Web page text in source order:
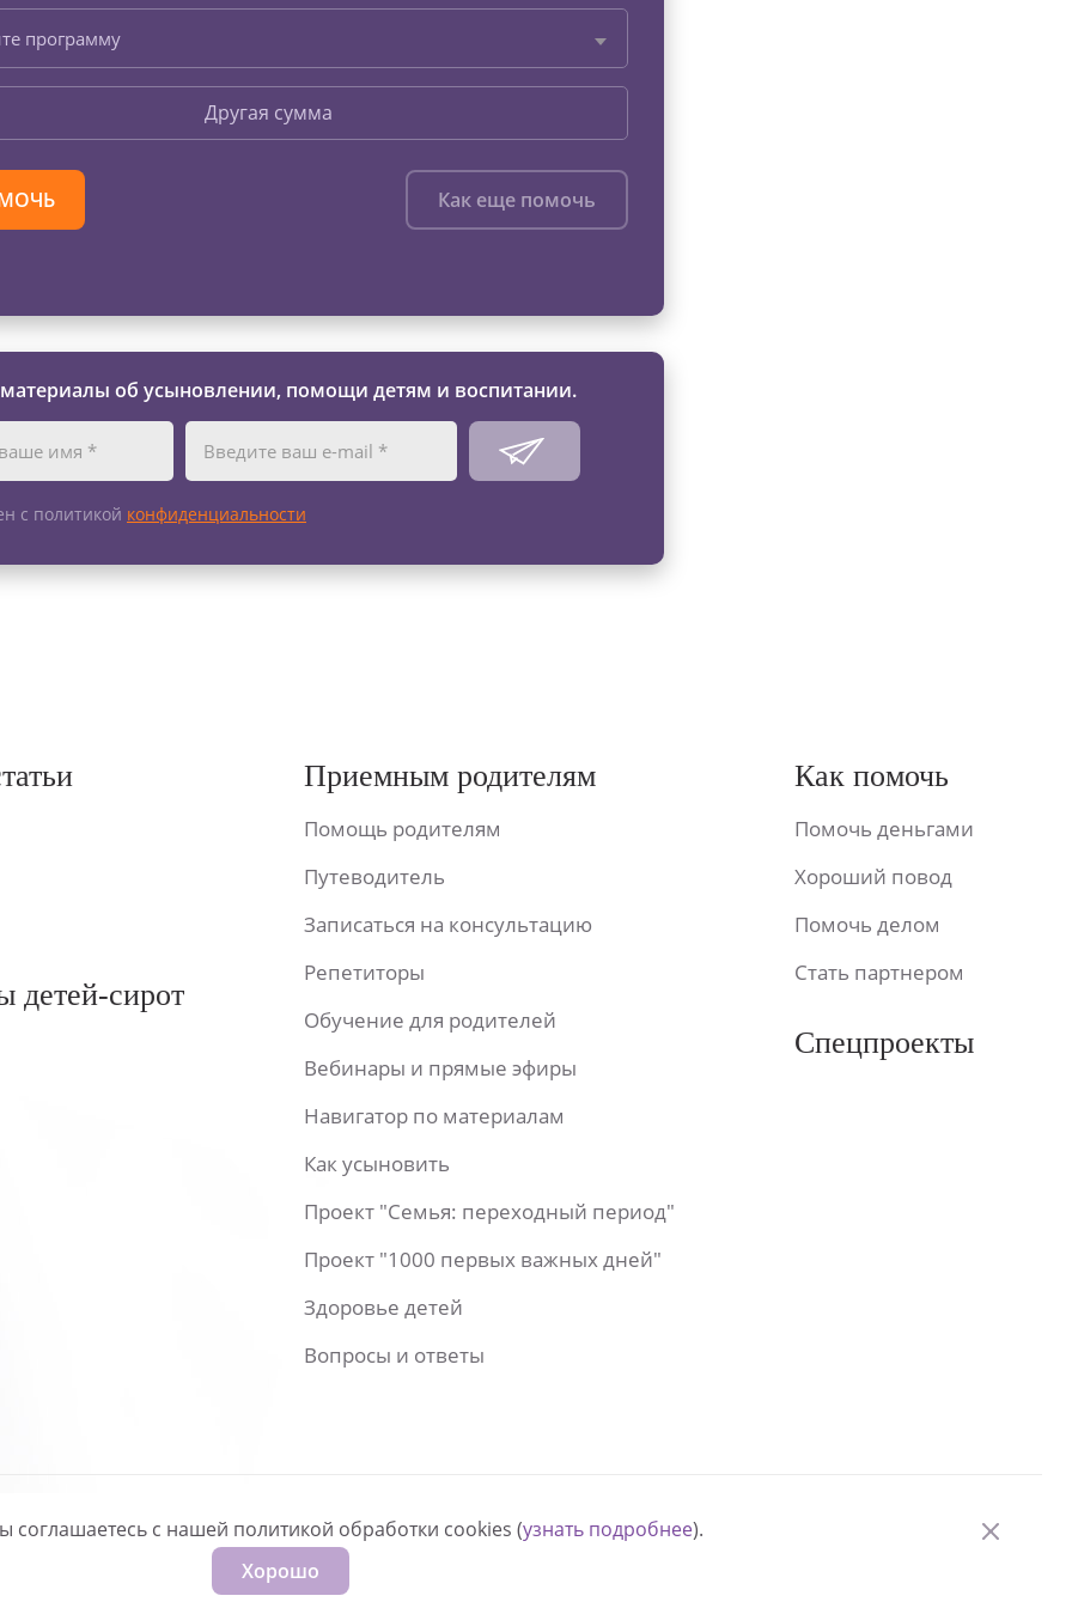
программу
Другая сумма
Как еще помочь
об усыновлении, помощи детям и воспитании.
с политикой конфиденциальности
детей-сирот
Приемным родителям
Помощь родителям
Путеводитель
Записаться на консультацию
Репетиторы
Обучение для родителей
Вебинары и прямые эфиры
Навигатор по материалам
Как усыновить
Проект "Семья: переходный период"
Проект "1000 первых важных дней"
Здоровье детей
Вопросы и ответы
Как помочь
Помочь деньгами
Хороший повод
Помочь делом
Стать партнером
Спецпроекты
соглашаетесь с нашей политикой обработки cookies (узнать подробнее).
Хорошо